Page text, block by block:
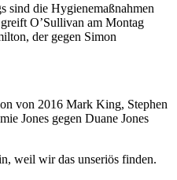
sind die Hygienemaßnahmen
O’Sullivan am Montag
der gegen Simon
von 2016 Mark King, Stephen
Jones gegen Duane Jones
weil wir das unseriös finden.